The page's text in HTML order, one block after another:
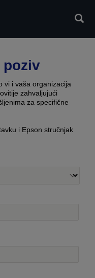
poziv
vi i vaša organizacija
zahvaljujući
za specifične
i Epson stručnjak